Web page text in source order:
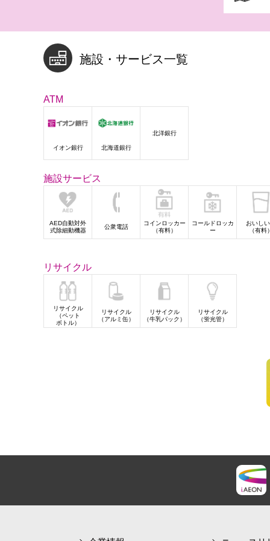
施設・サービス一覧
ATM
イオン銀行 北海道銀行
北洋銀行
施設サービス
AED自動対外
式除細動機器
公衆電話
コインロッカー
（有料）
コールドロッカ
ー
おいし
（有料
リサイクル
リサイクル
（ペット
ボトル）
リサイクル
（アルミ缶）
リサイクル
（牛乳パック）
リサイクル
（蛍光管）